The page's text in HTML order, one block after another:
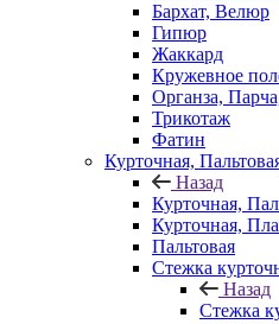
Бархат, Велюр
Гипюр
Жаккард
Кружевное
Органза,
Трикотаж
Фатин
Курточная,
Назад
Курточная,
Курточная,
Пальтовая
Стежка
Назад
Стежка